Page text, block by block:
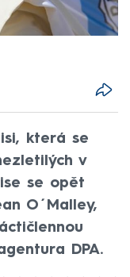
která se
v
se opět
O´Malley,
DPA.